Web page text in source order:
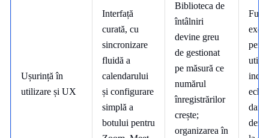
Ușurință în
utilizare și UX
Interfață
curată, cu
sincronizare
fluidă a
calendarului
și configurare
simplă a
botului pentru
Biblioteca de
întâlniri
devine greu
de gestionat
pe măsură ce
numărul
înregistrărilor
crește;
organizarea în
dar